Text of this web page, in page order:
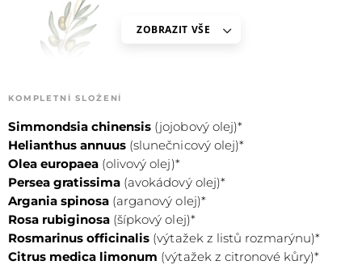
OLEA EUROPAEA
Olivový olej
Zaceluje vlas a pomáhá tak s roztřepenými konečky
Zabraňuje zvýšenému vypadávání vlasů
Čistí a vyživuje pokožku hlavy
ZOBRAZIT VŠE
KOMPLETNÍ SLOŽENÍ
Simmondsia chinensis (jojobový olej)*
Helianthus annuus (slunečnicový olej)*
Olea europaea (olivový olej)*
Persea gratissima (avokádový olej)*
Argania spinosa (arganový olej)*
Rosa rubiginosa (šípkový olej)*
Rosmarinus officinalis (výtažek z listů rozmarýnu)*
Citrus medica limonum (výtažek z citronové kůry)*